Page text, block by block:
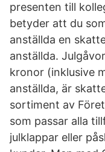
presenten till
betyder att du
anställda en
anställda.
kronor (inklusive
anställda, är
sortiment av
som passar alla
julklappar eller